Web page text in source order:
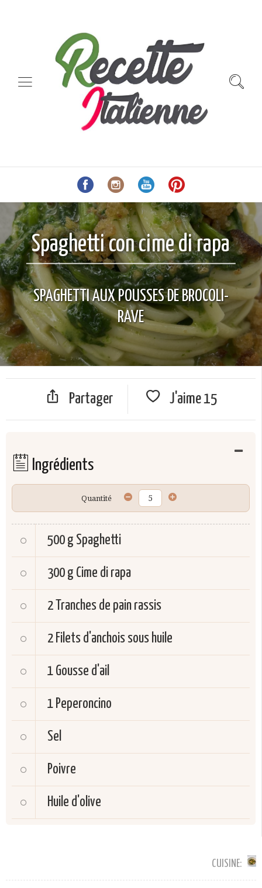
Spaghetti con cime di rapa
SPAGHETTI AUX POUSSES DE BROCOLI-
RAVE
Partager J'aime15
Ingrédients
Quantité
500 g Spaghetti
300 g Cime di rapa
2 Tranches de pain rassis
2 Filets d'anchois sous huile
1 Gousse d'ail
1 Peperoncino
Sel
Poivre
Huile d'olive
CUISINE: